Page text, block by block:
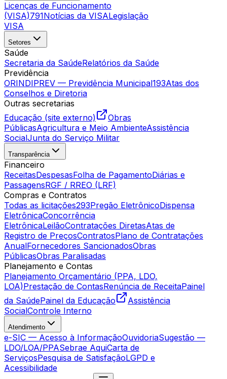
Licenças de Funcionamento
(VISA)791Notícias da VISALegislação
VISA
Setores
Saúde
Secretaria da SaúdeRelatórios da Saúde
Previdência
ORINDIPREV — Previdência Municipal193Atas dos
Conselhos e Diretoria
Outras secretarias
Educação (site externo)
Obras
PúblicasAgricultura e Meio AmbienteAssistência
SocialJunta do Serviço Militar
Transparência
Financeiro
ReceitasDespesasFolha de PagamentoDiárias e
PassagensRGF / RREO (LRF)
Compras e Contratos
Todas as licitações293Pregão EletrônicoDispensa
EletrônicaConcorrência
EletrônicaLeilãoContratações DiretasAtas de
Registro de PreçosContratosPlano de Contratações
AnualFornecedores SancionadosObras
PúblicasObras Paralisadas
Planejamento e Contas
Planejamento Orçamentário (PPA, LDO,
LOA)Prestação de ContasRenúncia de ReceitaPainel
da SaúdePainel da Educação
Assistência
SocialControle Interno
Atendimento
e-SIC — Acesso à InformaçãoOuvidoriaSugestão —
LDO/LOA/PPASebrae AquiCarta de
ServiçosPesquisa de SatisfaçãoLGPD e
Acessibilidade